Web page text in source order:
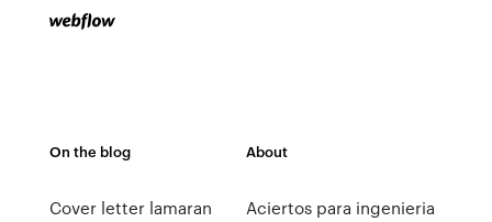
On the blog
Cover letter lamaran
About
Aciertos para ingenieria